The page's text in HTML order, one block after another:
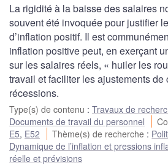
La rigidité à la baisse des salaires
souvent été invoquée pour justifier
d’inflation positif. Il est
inflation positive peut, en exerçant
sur les salaires réels, « huiler les
travail et faciliter les ajustements de
récessions.
Type(s) de contenu : Travaux de
Documents de travail du personnel
E5, E52 Thème(s) de recherche :
Dynamique de l’inflation et pressions
réelle et prévisions